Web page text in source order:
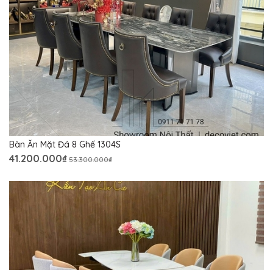
Bàn Ăn Mặt Đá 8 Ghế 1304S
41.200.000₫ 53.300.000₫